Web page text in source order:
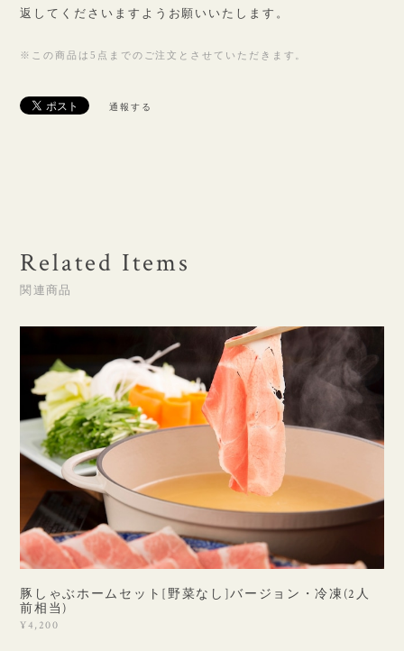
返してくださいますようお願いいたします。
※この商品は5点までのご注文とさせていただきます。
通報する
Related Items
関連商品
豚しゃぶホームセット[野菜なし]バージョン・冷凍(2人
前相当)
¥4,200